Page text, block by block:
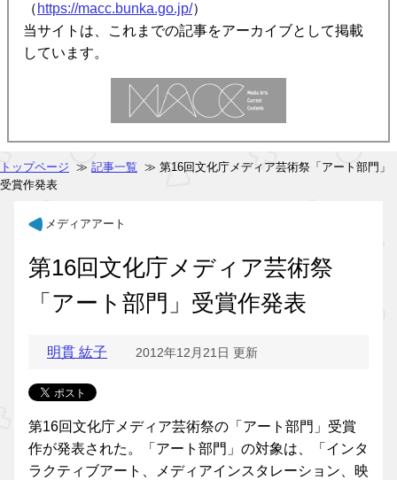
（ https://macc.bunka.go.jp/）
当サイトは、これまでの記事をアーカイブとして掲載
しています。
トップページ ≫ 記事一覧 ≫ 第16回文化庁メディア芸術祭「アート部門」
受賞作発表
メディアアート
第16回文化庁メディア芸術祭
「アート部門」受賞作発表
明貫 紘子 2012年12月21日 更新
第16回文化庁メディア芸術祭の「アート部門」受賞
作が発表された。「アート部門」の対象は、「インタ
ラクティブアート、メディアインスタレーション、映